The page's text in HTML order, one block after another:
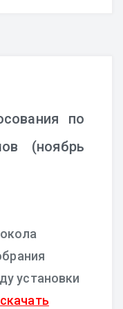
по
(ноябрь
установки
скачать